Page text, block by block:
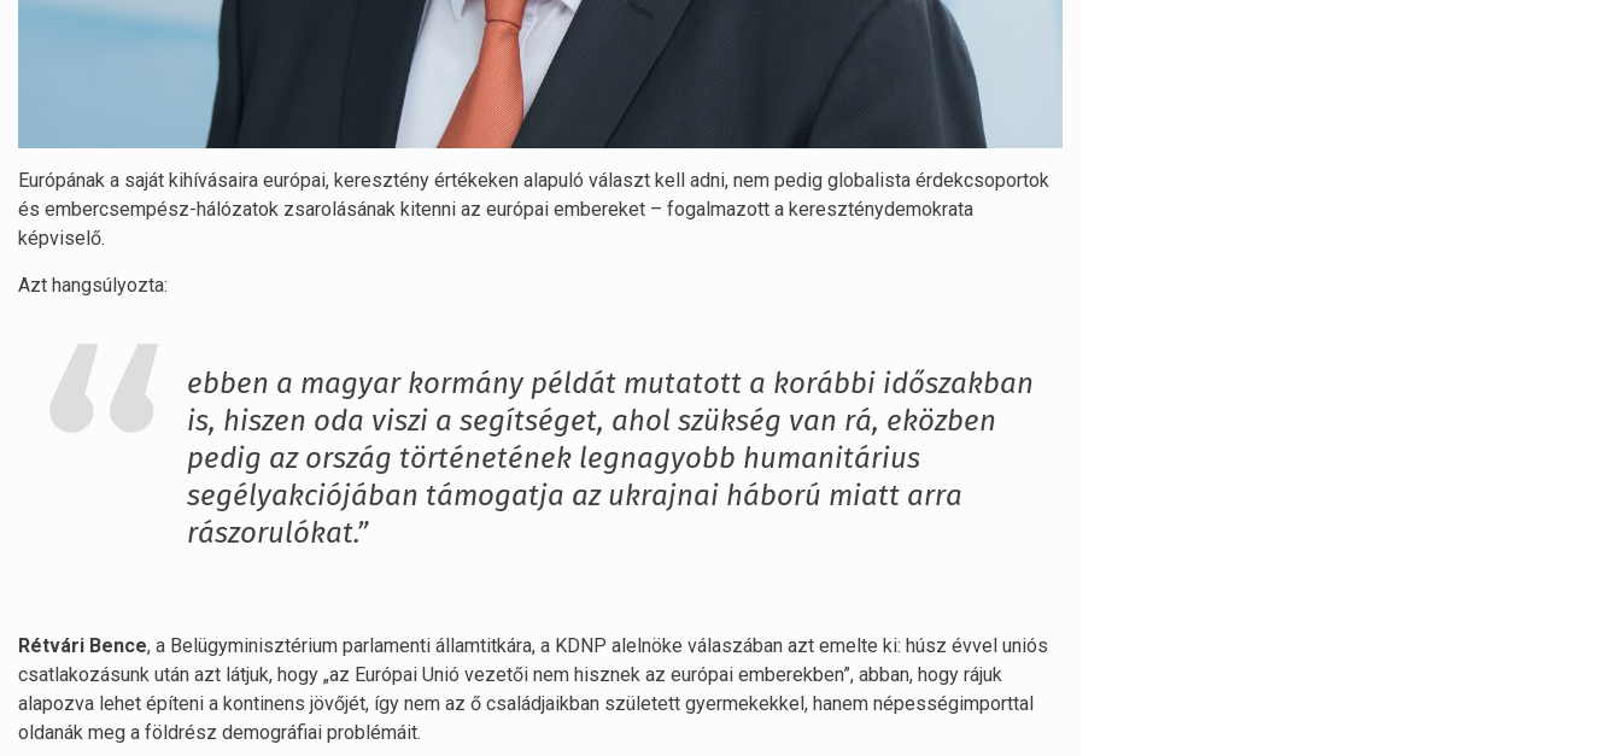
Európának a saját kihívásaira európai, keresztény értékeken alapuló választ kell adni, nem pedig globalista érdekcsoportok
és embercsempész-hálózatok zsarolásának kitenni az európai embereket – fogalmazott a kereszténydemokrata
képviselő.
Azt hangsúlyozta:
ebben a magyar kormány példát mutatott a korábbi időszakban
is, hiszen oda viszi a segítséget, ahol szükség van rá, eközben
pedig az ország történetének legnagyobb humanitárius
segélyakciójában támogatja az ukrajnai háború miatt arra
rászorulókat.”
Rétvári Bence, a Belügyminisztérium parlamenti államtitkára, a KDNP alelnöke válaszában azt emelte ki: húsz évvel uniós
csatlakozásunk után azt látjuk, hogy „az Európai Unió vezetői nem hisznek az európai emberekben”, abban, hogy rájuk
alapozva lehet építeni a kontinens jövőjét, így nem az ő családjaikban született gyermekekkel, hanem népességimporttal
oldanák meg a földrész demográfiai problémáit.